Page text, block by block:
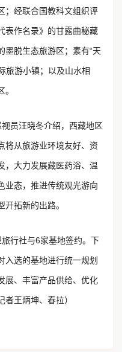
；经联合国教科文组织评
表作名录》的甘露曲秘藏
墨脱生态旅游区；素有“天
旅游小镇；以及山水相
员汪晓冬介绍，西藏地区
将从旅游业环境友好、资
，大力发展藏医药浴、温
业态，推进传统观光游向
拓新的出路。
行社与6家基地签约。下
入选的基地进行统一规划
展、丰富产品供给、优化
王炳坤、春拉）